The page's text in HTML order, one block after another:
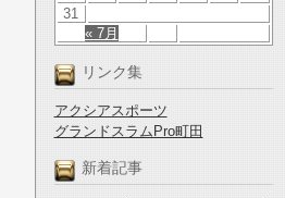
« 7月
31
リンク集
アクシアスポーツ
グランドスラムPro町田
新着記事